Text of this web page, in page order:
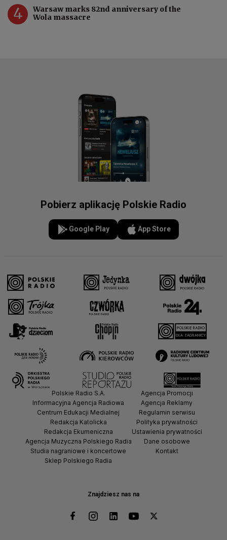
4
Warsaw marks 82nd anniversary of the
Wola massacre
Pobierz aplikację Polskie Radio
Google Play App Store
Znajdziesz nas na
Polskie Radio S.A.
Informacyjna Agencja Radiowa
Centrum Edukacji Medialnej
Redakcja Katolicka
Redakcja Ekumeniczna
Agencja Muzyczna Polskiego Radia
Studia nagraniowe i koncertowe
Sklep Polskiego Radia
Agencja Promocji
Agencja Reklamy
Regulamin serwisu
Polityka prywatności
Ustawienia prywatności
Dane osobowe
Kontakt